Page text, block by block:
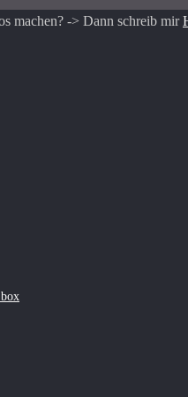
machen? -> Dann schreib mir